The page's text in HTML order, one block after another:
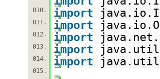
010. import
011. import
012. import
013. import
014. import
015.